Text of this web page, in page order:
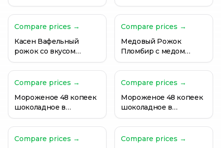
сгущённого молока, 1
кг.
Compare prices →
Касен Вафельный
рожок со вкусом
шоколада, 1 кг.
Compare prices →
Медовый Рожок
Пломбир с медом
корицей 60 гр
Compare prices →
Мороженое 48 копеек
шоколадное в
вафельном рожке 200
мл
Compare prices →
Мороженое 48 копеек
шоколадное в
вафельном рожке 200
мл
Compare prices →
Compare prices →